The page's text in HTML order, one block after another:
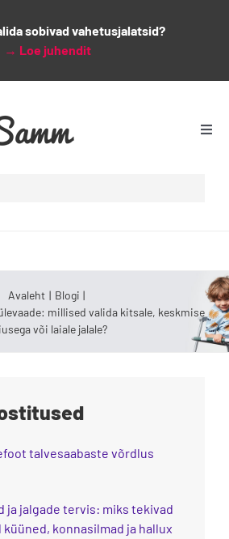
sobivad vahetusjalatsid?
→ Loe juhendit
Avaleht
Blogi
millised valida kitsale, keskmise
või laiale jalale?
talvesaabaste võrdlus
ja jalgade tervis: miks tekivad
konnasilmad ja hallux